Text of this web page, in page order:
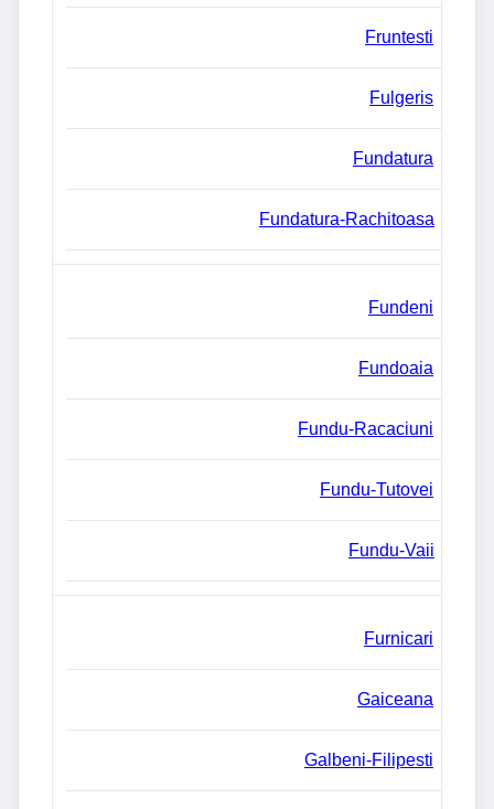
Fruntesti
Fulgeris
Fundatura
Fundatura-Rachitoasa
Fundeni
Fundoaia
Fundu-Racaciuni
Fundu-Tutovei
Fundu-Vaii
Furnicari
Gaiceana
Galbeni-Filipesti